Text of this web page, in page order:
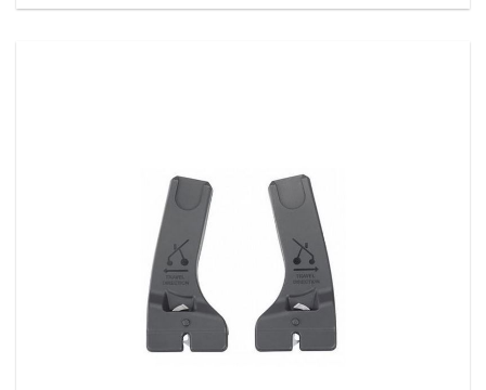
pueden
elegir
página
producto